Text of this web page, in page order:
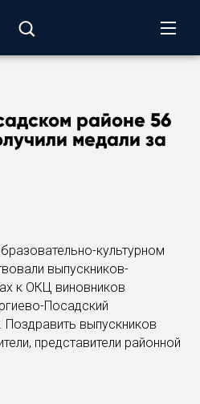
районе 56
медали за
культурном
выпускников-
к ОКЦ виновников
Посадский
Поздравить выпускников
представители районной